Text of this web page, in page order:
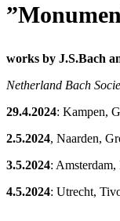
works by J.S.Bach
Netherland Bach
29.4.2024: Kampen,
2.5.2024, Naarden,
3.5.2024:
4.5.2024: Utrecht,